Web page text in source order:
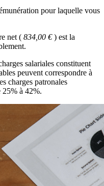
pour laquelle vous
net ( 834,00 €) est la
salariales constituent
peuvent correspondre à
charges patronales
25% à 42%.